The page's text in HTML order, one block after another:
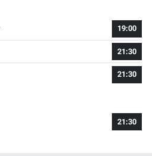
19:00
21:30
21:30
21:30